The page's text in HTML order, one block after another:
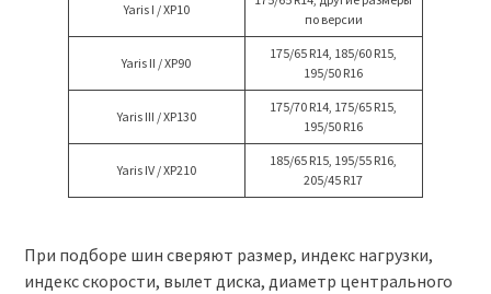
Yaris I / XP10
по версии
Yaris II / XP90
175/65 R14, 185/60 R15,
195/50 R16
Yaris III / XP130
175/70 R14, 175/65 R15,
195/50 R16
Yaris IV / XP210
185/65 R15, 195/55 R16,
205/45 R17
При подборе шин сверяют размер, индекс нагрузки,
индекс скорости, вылет диска, диаметр центрального